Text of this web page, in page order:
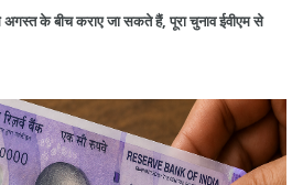
के बीच कराए जा सकते हैं, पूरा चुनाव ईवीएम से